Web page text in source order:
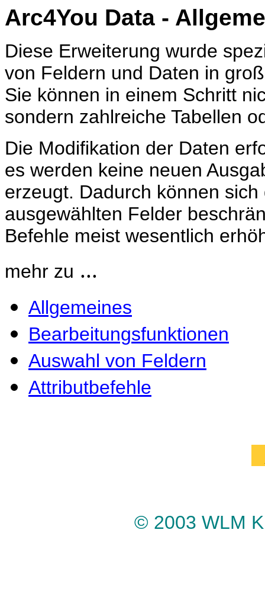
Arc4You Data -
Diese Erweiterung wurde
von Feldern und Daten in
Sie können in einem Schritt
sondern zahlreiche Tabellen
Die Modifikation der Daten
es werden keine neuen
erzeugt. Dadurch können
ausgewählten Felder
Befehle meist wesentlich
mehr zu ...
Allgemeines
Bearbeitungsfunktionen
Auswahl von Feldern
Attributbefehle
© 2003 WLM